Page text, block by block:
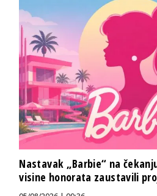
Nastavak „Barbie“ na
visine honorata zaustavili